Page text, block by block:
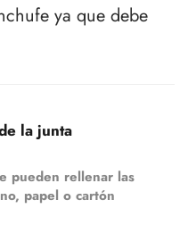
ya que debe
la junta
pueden rellenar las
papel o cartón